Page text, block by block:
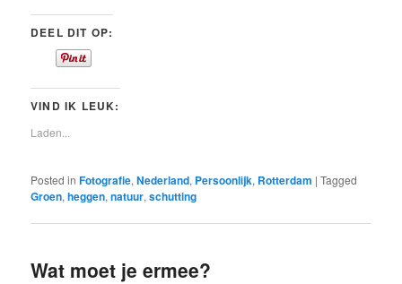
DEEL DIT OP:
VIND IK LEUK:
Laden...
Posted in Fotografie,Nederland, Persoonlijk, Rotterdam |Tagged
Groen,heggen,natuur,schutting
Wat moet je ermee?